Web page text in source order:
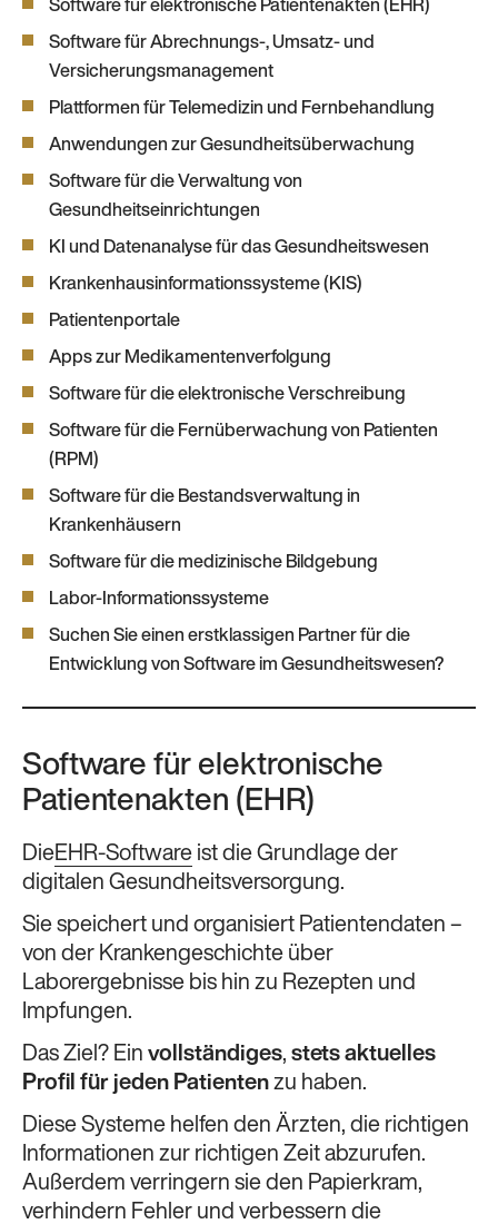
Software für elektronische Patientenakten (EHR)
Software für Abrechnungs-, Umsatz- und
Versicherungsmanagement
Plattformen für Telemedizin und Fernbehandlung
Anwendungen zur Gesundheitsüberwachung
Software für die Verwaltung von
Gesundheitseinrichtungen
KI und Datenanalyse für das Gesundheitswesen
Krankenhausinformationssysteme (KIS)
Patientenportale
Apps zur Medikamentenverfolgung
Software für die elektronische Verschreibung
Software für die Fernüberwachung von Patienten
(RPM)
Software für die Bestandsverwaltung in
Krankenhäusern
Software für die medizinische Bildgebung
Labor-Informationssysteme
Suchen Sie einen erstklassigen Partner für die
Entwicklung von Software im Gesundheitswesen?
Software für elektronische
Patientenakten (EHR)
DieEHR-Software ist die Grundlage der
digitalen Gesundheitsversorgung.
Sie speichert und organisiert Patientendaten –
von der Krankengeschichte über
Laborergebnisse bis hin zu Rezepten und
Impfungen.
Das Ziel? Ein vollständiges, stets aktuelles
Profil für jeden Patienten zu haben.
Diese Systeme helfen den Ärzten, die richtigen
Informationen zur richtigen Zeit abzurufen.
Außerdem verringern sie den Papierkram,
verhindern Fehler und verbessern die